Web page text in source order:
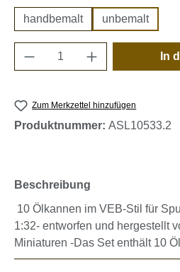
handbemalt unbemalt
Produkt Anzahl: Gib In
Zum Merkzettel hinzufügen
Produktnummer: ASL10533.2
Beschreibung
10 Ölkannen im VEB-Stil für
1:32- entworfen und hergestellt
Miniaturen -Das Set enthält 10